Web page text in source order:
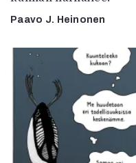
Paavo J. Heinonen